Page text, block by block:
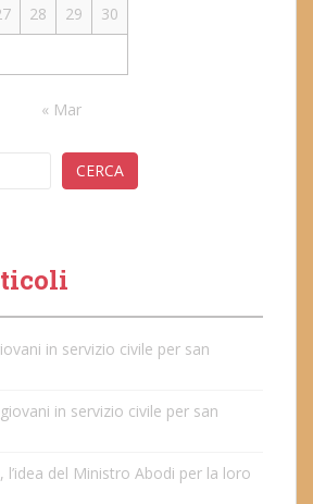
28 29
30
« Mar
CERCA
in servizio civile per san
in servizio civile per san
l’idea del Ministro Abodi per la loro